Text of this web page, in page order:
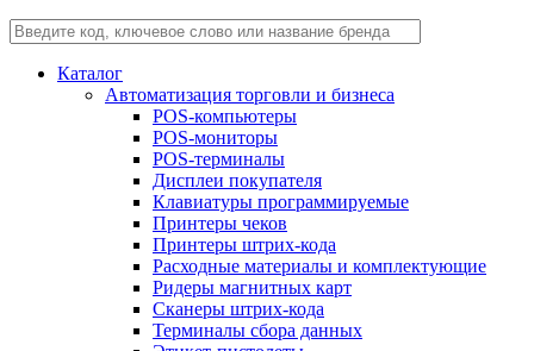
Каталог
Автоматизация торговли и бизнеса
POS-компьютеры
POS-мониторы
POS-терминалы
Дисплеи покупателя
Клавиатуры программируемые
Принтеры чеков
Принтеры штрих-кода
Расходные материалы и комплектующие
Ридеры магнитных карт
Сканеры штрих-кода
Терминалы сбора данных